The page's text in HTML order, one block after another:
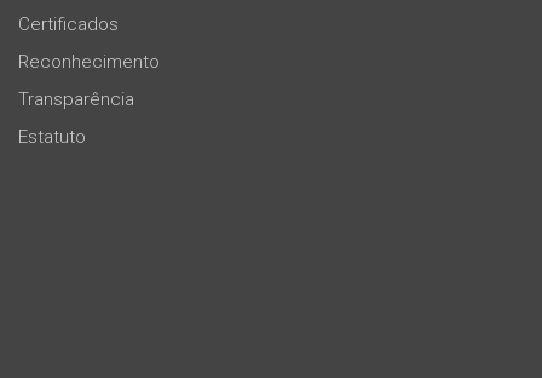
Certificados
Reconhecimento
Transparência
Estatuto